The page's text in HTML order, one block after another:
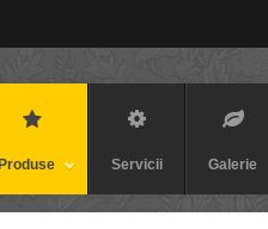
Produse Servicii Galerie